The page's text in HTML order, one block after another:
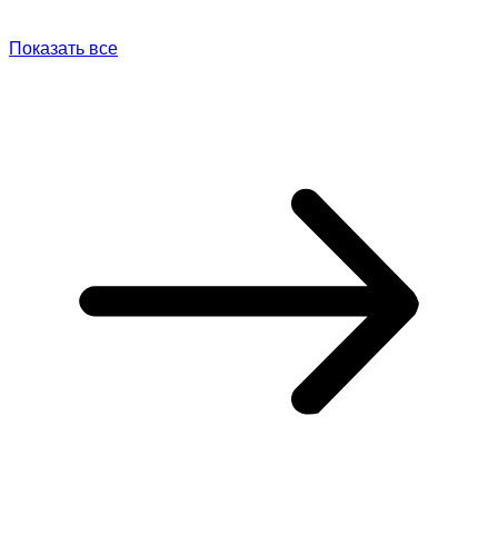
Показать все